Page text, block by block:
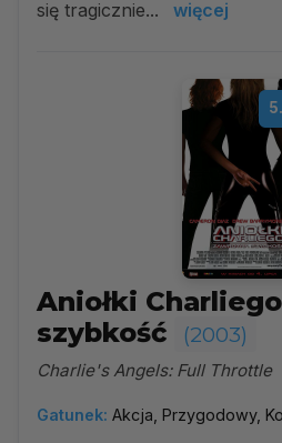
się tragicznie...
więcej
Aniołki
szybkość
(2003)
Charlie's Angels: Full Throttle
Gatunek: Akcja, Przygodowy,